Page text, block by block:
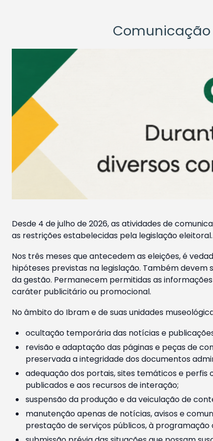
Comunicação
Desde 4 de julho de 2026, as atividades de
as restrições estabelecidas pela legislação eleitoral.
Nos três meses que antecedem as eleições, é
hipóteses previstas na legislação. Também
da gestão. Permanecem permitidas as
caráter publicitário ou promocional.
No âmbito do Ibram e de suas unidades
ocultação temporária das notícias e
revisão e adaptação das páginas e peças de
preservada a integridade dos documentos
adequação dos portais, sites temáticos e perfis
publicados e aos recursos de interação;
suspensão da produção e da veiculação de
manutenção apenas de notícias, avisos e
prestação de serviços públicos, à